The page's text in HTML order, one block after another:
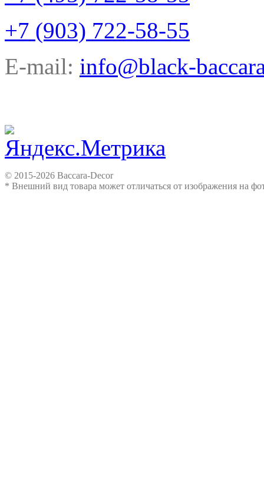
+7 (903) 722-58-55
E-mail: info@black-
© 2015-2026 Baccara-Decor
* Внешний вид товара может отличаться от изображения на